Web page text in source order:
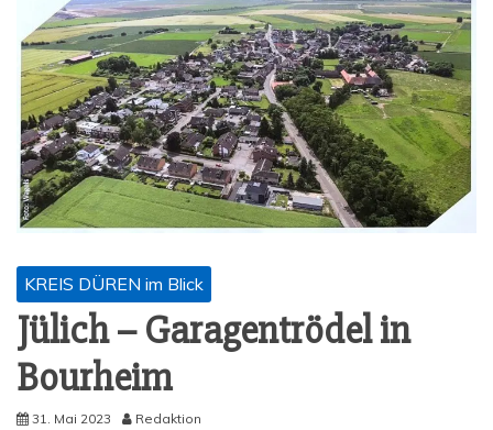
KREIS DÜREN im Blick
Jülich – Gara­gen­trö­del in
Bourheim
31. Mai 2023 Redaktion